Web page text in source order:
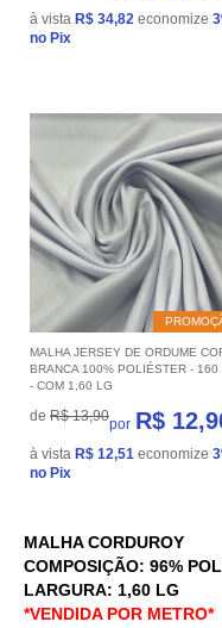
à vista R$ 34,82 economize
no Pix
MALHA JERSEY DE ORDUME
BRANCA 100% POLIÉSTER - 160
- COM 1,60 LG
de R$ 13,90por R$
à vista R$ 12,51 economize
no Pix
MALHA CORDUROY
COMPOSIÇÃO: 96%
LARGURA: 1,60 LG
*VENDIDA POR METRO*